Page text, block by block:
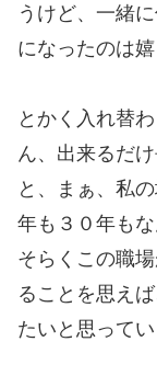
うけど、一緒
になったのは
とかく入れ替
ん、出来るだ
と、まぁ、私
年も３０年も
そらくこの職
ることを思え
たいと思ってい